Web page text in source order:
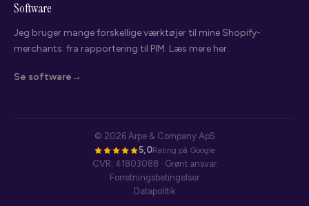
Software
Jeg bruger mange forskellige værktøjer til mine Shopify-
merchants: fra rapportering til PIM. Læs mere her.
Se software
© 2026 Arpe & Company ApS
5,0Rating på Google
CVR: 41803088 · Grønt ansvar
Forretningsbetingelser
Datapolitik